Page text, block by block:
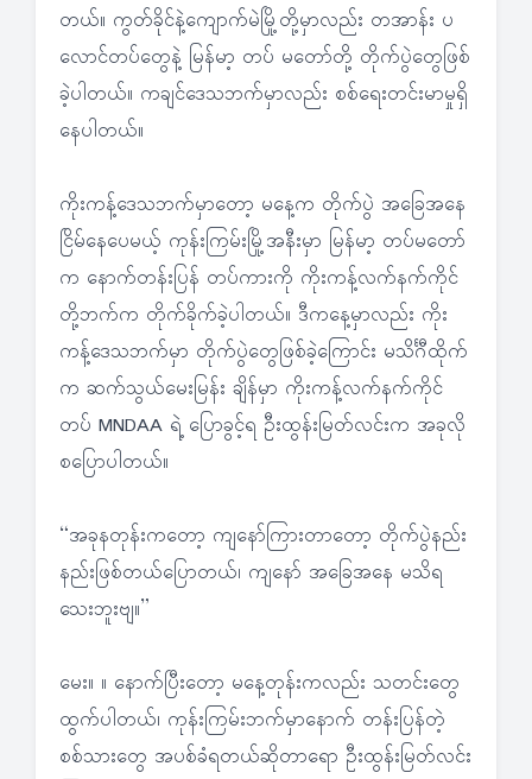
တယ်။ ကွတ်ခိုင်နဲ့ကျောက်မဲမြို့တို့မှာလည်း တအာန်း ပ
လောင်တပ်တွေနဲ့ မြန်မာ့ တပ် မတော်တို့ တိုက်ပွဲတွေဖြစ်
ခဲ့ပါတယ်။ ကချင်ဒေသဘက်မှာလည်း စစ်ရေးတင်းမာမှုရှိ
နေပါတယ်။
ကိုးကန့်ဒေသဘက်မှာတော့ မနေ့က တိုက်ပွဲ အခြေအနေ
ငြိမ်နေပေမယ့် ကုန်းကြမ်းမြို့အနီးမှာ မြန်မာ့ တပ်မတော်
က နောက်တန်းပြန် တပ်ကားကို ကိုးကန့်လက်နက်ကိုင်
တို့ဘက်က တိုက်ခိုက်ခဲ့ပါတယ်။ ဒီကနေ့မှာလည်း ကိုး
ကန့်ဒေသဘက်မှာ တိုက်ပွဲတွေဖြစ်ခဲ့ကြောင်း မသိင်္ဂီထိုက်
က ဆက်သွယ်မေးမြန်း ချိန်မှာ ကိုးကန့်လက်နက်ကိုင်
တပ် MNDAA ရဲ့ ပြောခွင့်ရ ဦးထွန်းမြတ်လင်းက အခုလို
စပြောပါတယ်။
“အခုနတုန်းကတော့ ကျနော်ကြားတာတော့ တိုက်ပွဲနည်း
နည်းဖြစ်တယ်ပြောတယ်၊ ကျနော် အခြေအနေ မသိရ
သေးဘူးဗျ။”
မေး။ ။ နောက်ပြီးတော့ မနေ့တုန်းကလည်း သတင်းတွေ
ထွက်ပါတယ်၊ ကုန်းကြမ်းဘက်မှာနောက် တန်းပြန်တဲ့
စစ်သားတွေ အပစ်ခံရတယ်ဆိုတာရော ဦးထွန်းမြတ်လင်း